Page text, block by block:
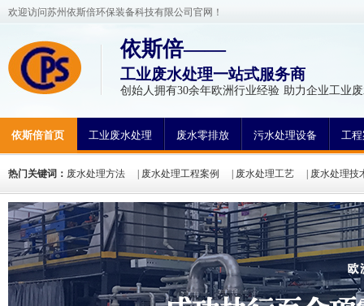
欢迎访问苏州依斯倍环保装备科技有限公司官网！
依斯倍——
工业废水处理一站式服务商
创始人拥有30余年欧洲行业经验 助力企业工业
依斯倍首页 工业废水处理 废水零排放 污水处理设备 工
热门关键词： 废水处理方法 废水处理工程案例 废水处理工艺 废水处理技
氮废水处理